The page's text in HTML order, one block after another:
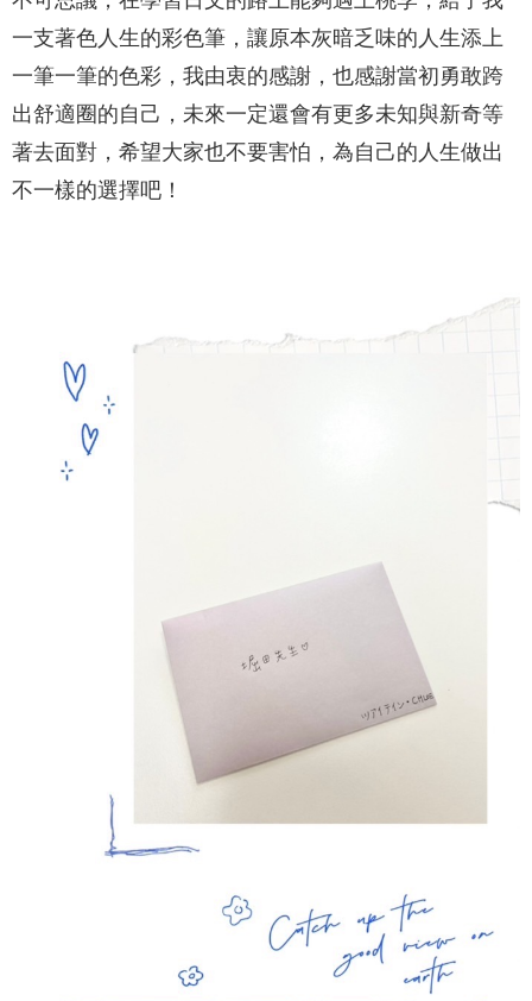
一支著色人生的彩色筆，讓原本灰暗乏味的人生添上
一筆一筆的色彩，我由衷的感謝，也感謝當初勇敢跨
出舒適圈的自己，未來一定還會有更多未知與新奇等
著去面對，希望大家也不要害怕，為自己的人生做出
不一樣的選擇吧！